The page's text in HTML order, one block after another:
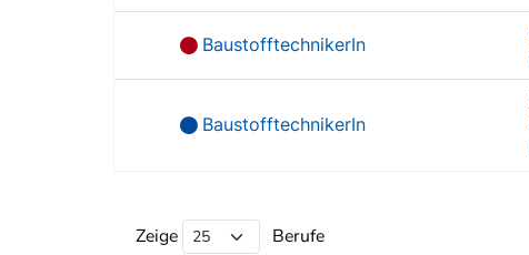
BaustofftechnikerIn
BaustofftechnikerIn
Zeige Berufe